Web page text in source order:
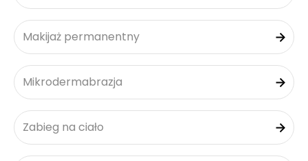
Makijaż permanentny
Mikrodermabrazja
Zabieg na ciało